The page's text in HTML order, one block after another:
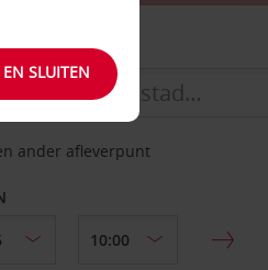
ander afleverpunt
SLUITEN